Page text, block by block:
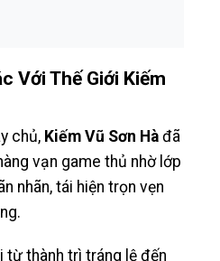
Với Thế Giới Kiếm
chủ, Kiếm Vũ Sơn Hà đã
vạn game thủ nhờ lớp
nhãn, tái hiện trọn vẹn
từ thành trì tráng lệ đến